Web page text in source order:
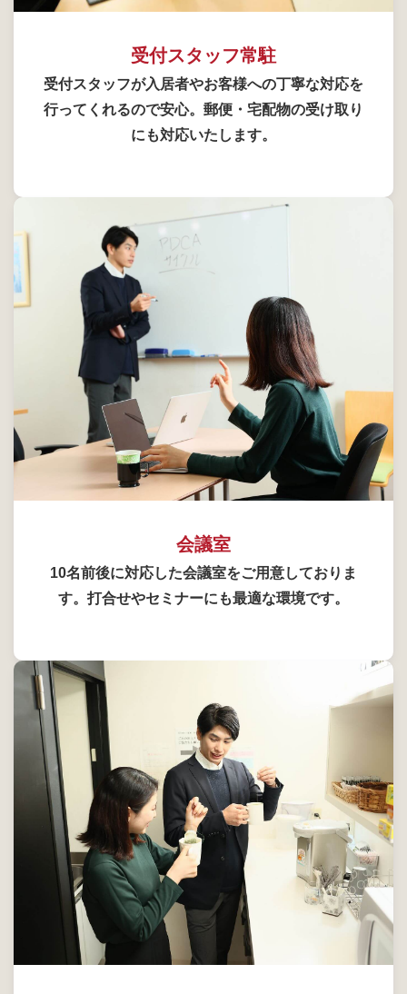
受付スタッフ常駐
受付スタッフが入居者やお客様への丁寧な対応を
行ってくれるので安心。郵便・宅配物の受け取り
にも対応いたします。
会議室
10名前後に対応した会議室をご用意しておりま
す。打合せやセミナーにも最適な環境です。